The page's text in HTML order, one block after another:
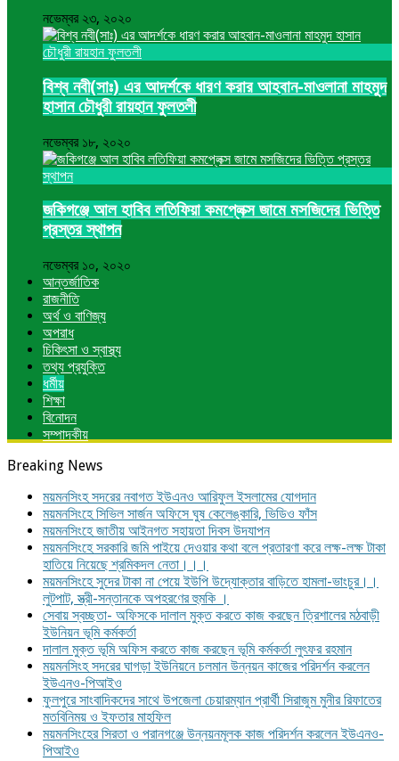
নভেম্বর ২৩, ২০২০
বিশ্ব নবী(সাঃ) এর আদর্শকে ধারণ করার আহবান-মাওলানা মাহমুদ
হাসান চৌধুরী রায়হান ফুলতলী
নভেম্বর ১৮, ২০২০
জকিগঞ্জে আল হাবিব লতিফিয়া কমপ্লেক্স জামে মসজিদের ভিত্তি
প্রস্তর স্থাপন
নভেম্বর ১০, ২০২০
আন্তর্জাতিক
রাজনীতি
অর্থ ও বাণিজ্য
অপরাধ
চিকিৎসা ও স্বাস্থ্য
তথ্য প্রযুক্তি
ধর্মীয়
শিক্ষা
বিনোদন
সম্পাদকীয়
Breaking News
ময়মনসিংহ সদরের নবাগত ইউএনও আরিফুল ইসলামের যোগদান
ময়মনসিংহে সিভিল সার্জন অফিসে ঘুষ কেলেঙ্কারি, ভিডিও ফাঁস
ময়মনসিংহে জাতীয় আইনগত সহায়তা দিবস উদযাপন
ময়মনসিংহে সরকারি জমি পাইয়ে দেওয়ার কথা বলে প্রতারণা করে লক্ষ-লক্ষ টাকা
হাতিয়ে নিয়েছে শ্রমিকদল নেতা।।।
ময়মনসিংহে সুদের টাকা না পেয়ে ইউপি উদ্যোক্তার বাড়িতে হামলা-ভাংচুর।।
লুটপাট, স্ত্রী‌-সন্তানকে অপহরণের হুমকি ।
সেবায় স্বচ্ছতা- অফিসকে দালাল মুক্ত করতে কাজ করছেন ত্রিশালের মঠবাড়ী
ইউনিয়ন ভূমি কর্মকর্তা
দালাল মুক্ত ভূমি অফিস করতে কাজ করছেন ভূমি কর্মকর্তা লুৎফর রহমান
ময়মনসিংহ সদরের ঘাগড়া ইউনিয়নে চলমান উন্নয়ন কাজের পরিদর্শন করলেন
ইউএনও-পিআইও
ফুলপুরে সাংবাদিকদের সাথে উপজেলা চেয়ারম্যান প্রার্থী সিরাজুম মুনীর রিফাতের
মতবিনিময় ও ইফতার মাহফিল
ময়মনসিংহের সিরতা ও পরানগঞ্জে উন্নয়নমূলক কাজ পরিদর্শন করলেন ইউএনও-
পিআইও